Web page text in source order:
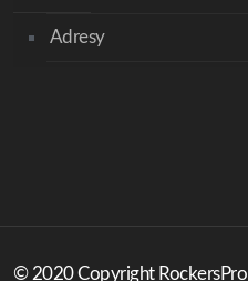
Adresy
© 2020 Copyright RockersPro